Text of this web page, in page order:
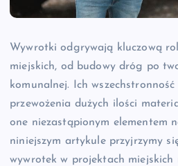
Wywrotki odgrywają kluczową
miejskich, od budowy dróg po
komunalnej. Ich
przewożenia dużych ilości
one niezastąpionym elementem
niniejszym artykule przyjrzymy
wywrotek w projektach miejskich